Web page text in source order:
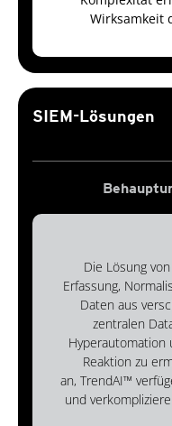
Wirksamkeit
SIEM-Lösungen
Die Lösung
Erfassung,
Daten aus
zentralen
Reaktion zu
an, TrendAI™
und